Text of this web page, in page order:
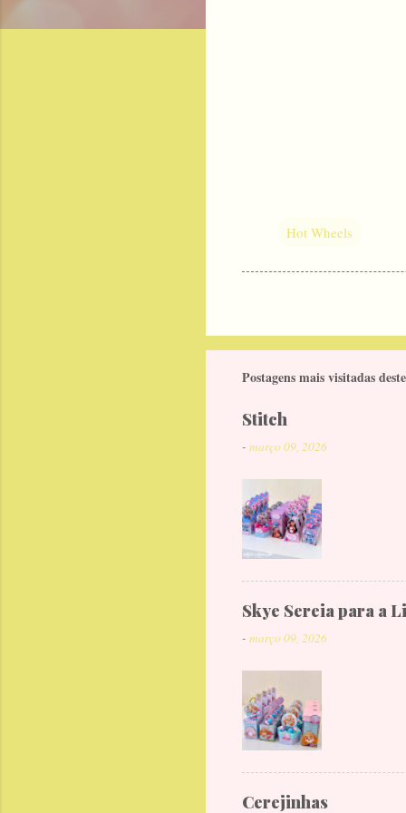
Hot Wheels
Postagens mais visitadas
Stitch
- março 09, 2026
Skye Sereia para a
- março 09, 2026
Cerejinhas